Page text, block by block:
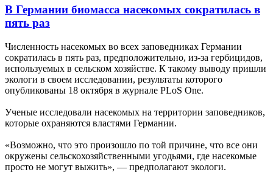
В Германии биомасса насекомых сократилась в
пять раз
Численность насекомых во всех заповедниках Германии
сократилась в пять раз, предположительно, из-за гербицидов,
используемых в сельском хозяйстве. К такому выводу пришли
экологи в своем исследовании, результаты которого
опубликованы 18 октября в журнале PLoS One.
Ученые исследовали насекомых на территории заповедников,
которые охраняются властями Германии.
«Возможно, что это произошло по той причине, что все они
окружены сельскохозяйственными угодьями, где насекомые
просто не могут выжить», — предполагают экологи.